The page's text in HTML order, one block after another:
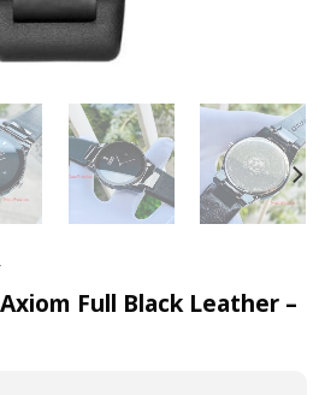
Full Black Leather –